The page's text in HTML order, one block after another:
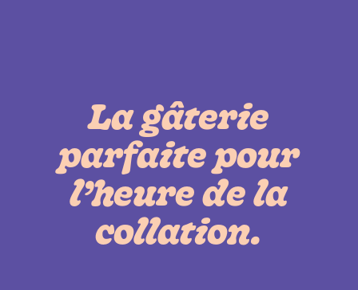
La gâterie
parfaite pour
l’heure de la
collation.